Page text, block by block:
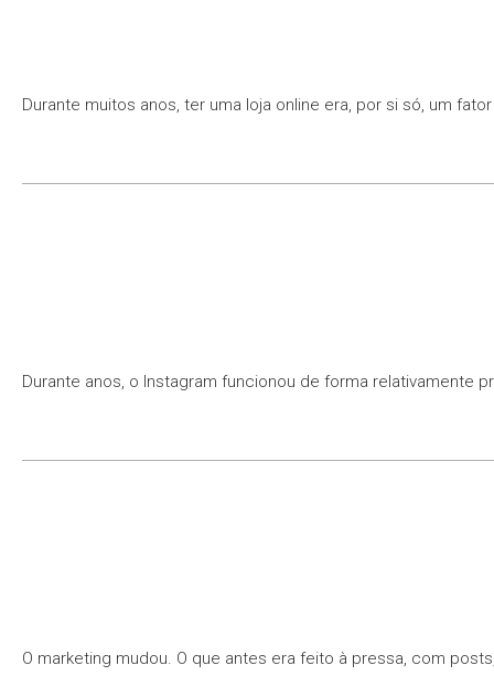
Durante muitos anos, ter uma loja online era, por si só, um
Durante anos, o Instagram funcionou de forma relativamente
O marketing mudou. O que antes era feito à pressa, com